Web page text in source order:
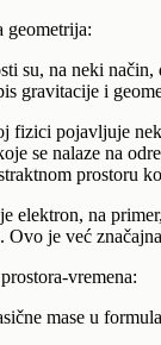
geometrija:
su, na neki
gravitacije i
fizici pojavljuje
se nalaze na
prostoru
elektron, na
je već
vremena:
mase u